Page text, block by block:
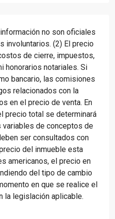
no son oficiales
involuntarios. (2) El precio
de cierre, impuestos,
honorarios notariales. Si
bancario, las comisiones
relacionados con la
en el precio de venta. En
precio total se determinará
de conceptos de
ser consultados con
del inmueble esta
americanos, el precio en
del tipo de cambio
en que se realice el
la legislación aplicable.